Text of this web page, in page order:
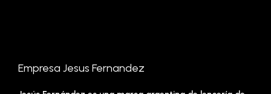
Empresa Jesus Fernandez